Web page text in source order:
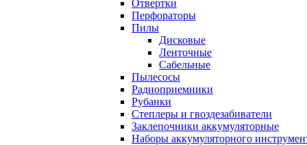
Отвертки
Перфораторы
Пилы
Дисковые
Ленточные
Сабельные
Пылесосы
Радиоприемники
Рубанки
Степлеры и гвоздезабиватели
Заклепочники аккумуляторные
Наборы аккумуляторного